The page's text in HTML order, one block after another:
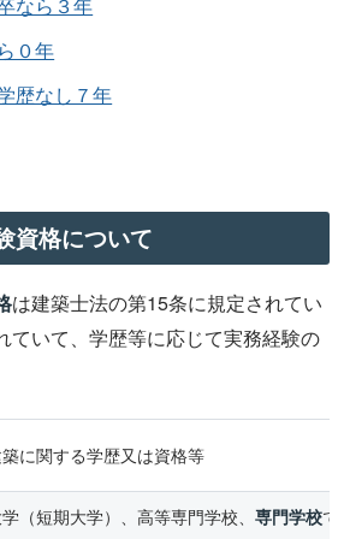
なら３年
０年
歴なし７年
資格について
は建築士法の第15条に規定されてい
ていて、学歴等に応じて実務経験の
に関する学歴又は資格等
（短期大学）、高等専門学校、 専門学校で